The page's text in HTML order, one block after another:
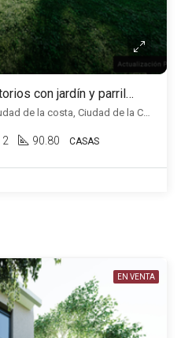
Casa en venta 3 dormitorios con jardín y parrillero, en Ciudad de la Costa.
Avenida Jorge Williams, Ciudad de la costa, Ciudad de la Costa
2 90.80 CASAS
EN VENTA